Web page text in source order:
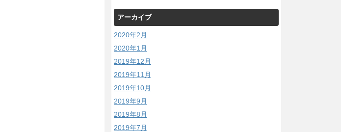
アーカイブ
2020年2月
2020年1月
2019年12月
2019年11月
2019年10月
2019年9月
2019年8月
2019年7月